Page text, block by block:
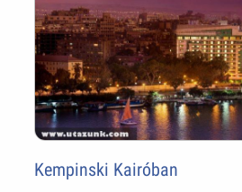
Kempinski Kairóban